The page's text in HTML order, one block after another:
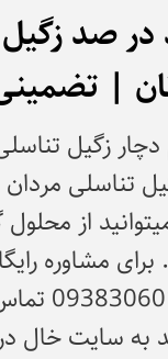
صد
|
زگیل
تناسلی
از
مشاوره
با شماره
به سایت خال